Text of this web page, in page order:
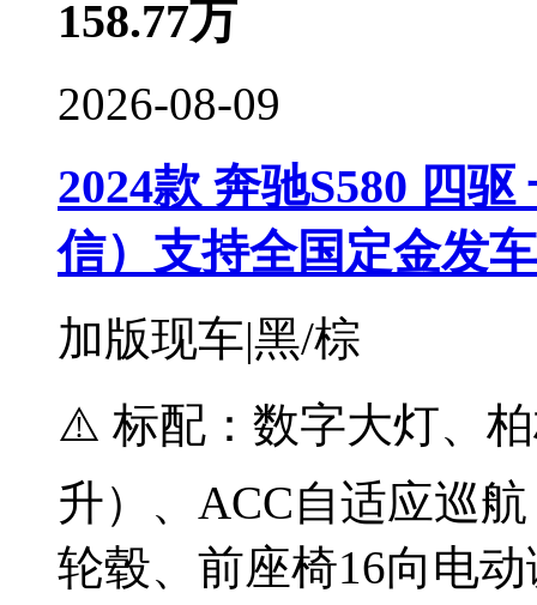
158.77万
2026-08-09
2024款 奔驰S580 四
信）支持全国定金发
加版现车|黑/棕
⚠️ 标配：数字大灯、
升）、ACC自适应巡
轮毂、前座椅16向电